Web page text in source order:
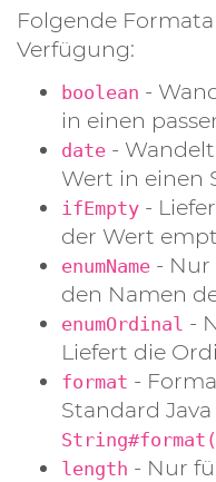
Folgende
Verfügung:
boolean -
in einen
date -
Wert in einen
ifEmpty -
der Wert
enumName - Nur
den Namen
enumOrdinal -
Liefert die
format -
Standard
length - Nur